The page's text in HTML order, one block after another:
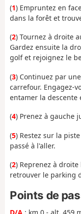
(1) Empruntez en
dans la forêt et
(2) Tournez à droite
Gardez ensuite la
golf et rejoignez le
(3) Continuez par
carrefour. Engagez-
entamer la descente
(4) Prenez à gauche
(5) Restez sur la
passé à l'aller.
(2) Reprenez à
retrouver le parking
Points de